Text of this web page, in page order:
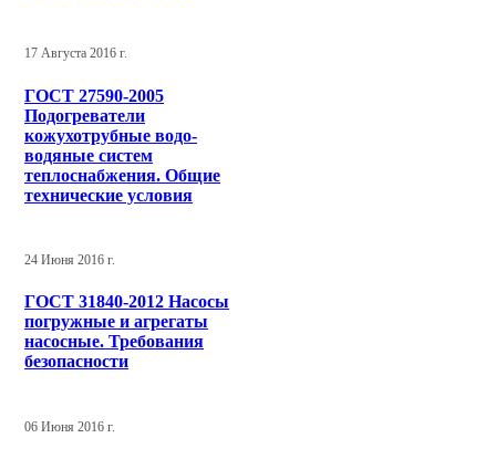
17 Августа 2016 г.
ГОСТ 27590-2005
Подогреватели
кожухотрубные водо-
водяные систем
теплоснабжения. Общие
технические условия
24 Июня 2016 г.
ГОСТ 31840-2012 Насосы
погружные и агрегаты
насосные. Требования
безопасности
06 Июня 2016 г.